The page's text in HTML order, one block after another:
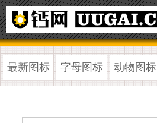
最新图标 字母图标 动物图标